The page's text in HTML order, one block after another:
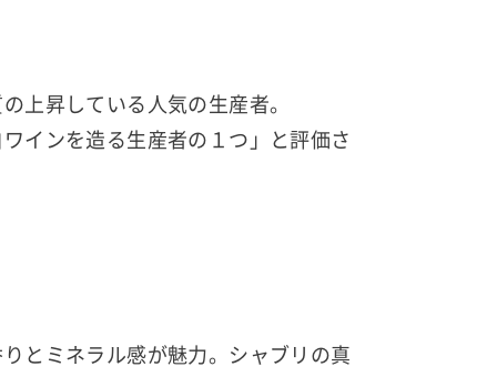
上昇している人気の生産者。
インを造る生産者の１つ」と評価さ
とミネラル感が魅力。シャブリの真